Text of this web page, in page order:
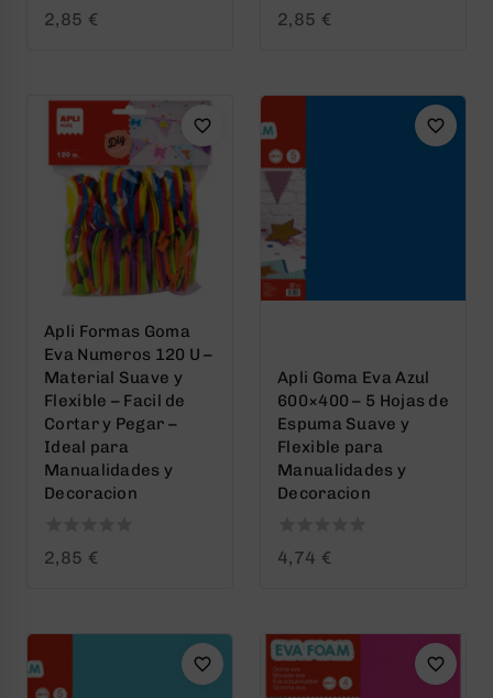
0
2,85 €
0
2,85 €
Apli Formas Goma
Eva Numeros 120 U –
Material Suave y
Flexible – Facil de
Cortar y Pegar –
Ideal para
Manualidades y
Decoracion
0
2,85 €
Apli Goma Eva Azul
600×400 – 5 Hojas de
Espuma Suave y
Flexible para
Manualidades y
Decoracion
0
4,74 €